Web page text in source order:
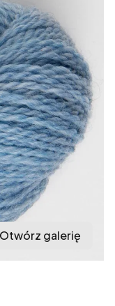
Otwórz galerię